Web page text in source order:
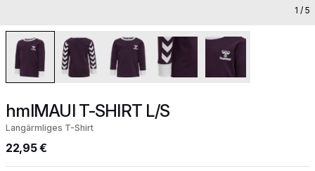
1 / 5
hmlMAUI T-SHIRT L/S
Langärmliges T-Shirt
22,95 €